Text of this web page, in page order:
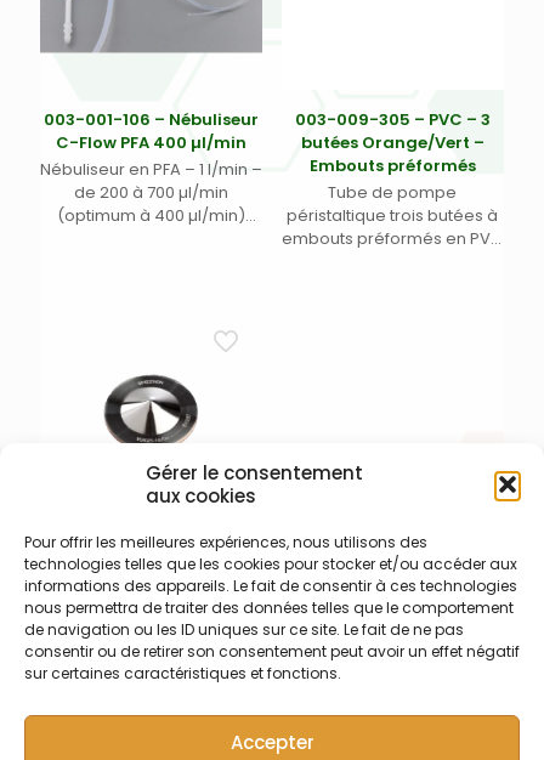
Gérer le consentement
aux cookies
Pour offrir les meilleures expériences, nous utilisons des
technologies telles que les cookies pour stocker et/ou accéder aux
informations des appareils. Le fait de consentir à ces technologies
nous permettra de traiter des données telles que le comportement
de navigation ou les ID uniques sur ce site. Le fait de ne pas
consentir ou de retirer son consentement peut avoir un effet négatif
sur certaines caractéristiques et fonctions.
Accepter
003-001-106 – Nébuliseur
C-Flow PFA 400 µl/min
Nébuliseur en PFA – 1 l/min –
de 200 à 700 µl/min
(optimum à 400 µl/min)
003-009-305 – PVC – 3
butées Orange/Vert –
Embouts préformés
Tube de pompe
péristaltique trois butées à
embouts préformés en PVC
003-006-072 – Cône
échantillonneur Nickel
Cône échantillonneur
(sampler) en nickel base
Cuivre pour Thermo iCAP Q
et Série X – Certifié selon
massique non plaqué)